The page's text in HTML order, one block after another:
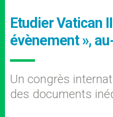
Etudier Vatican
évènement »,
Un congrès
des documents